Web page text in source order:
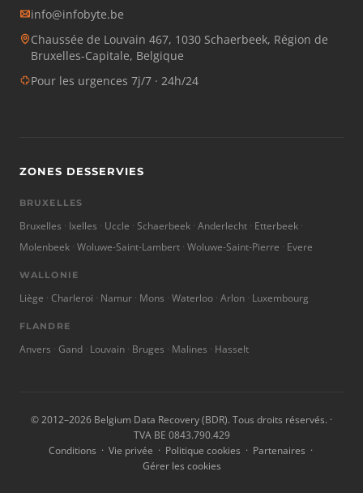
info@infobyte.be
Chaussée de Louvain 467, 1030 Schaerbeek, Région de
Bruxelles-Capitale, Belgique
Pour les urgences 7j/7 · 24h/24
ZONES DESSERVIES
BRUXELLES
Bruxelles Ixelles Uccle Schaerbeek Anderlecht Etterbeek
Molenbeek Woluwe-Saint-Lambert Woluwe-Saint-Pierre Evere
WALLONIE
Liège Charleroi Namur Mons Waterloo Arlon Luxembourg
FLANDRE
Anvers Gand Louvain Bruges Malines Hasselt
© 2012–2026 Belgium Data Recovery (BDR). Tous droits réservés. ·
TVA BE 0843.790.429
Conditions · Vie privée · Politique cookies · Partenaires ·
Gérer les cookies